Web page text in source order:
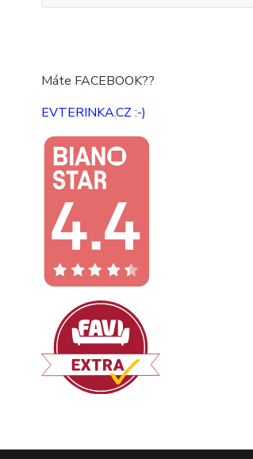
Máte FACEBOOK??
EVTERINKA.CZ :-)